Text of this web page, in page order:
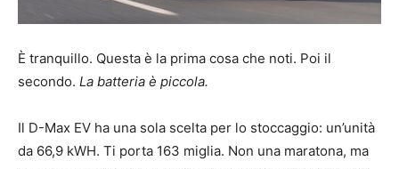
È tranquillo. Questa è la prima cosa che noti. Poi il
secondo. La batteria è piccola.
Il D-Max EV ha una sola scelta per lo stoccaggio: un’unità
da 66,9 kWH. Ti porta 163 miglia. Non una maratona, ma